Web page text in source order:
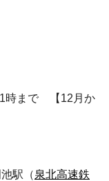
時まで 【12月か
駅（泉北高速鉄